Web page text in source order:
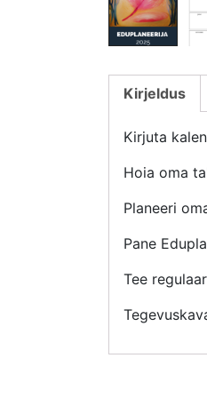
Kirjeldus
Kirjuta
Hoia oma
Planeeri
Pane
Tee